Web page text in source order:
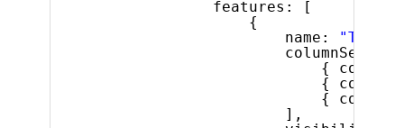
features: [
{
name:
{
{
{
],